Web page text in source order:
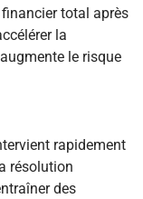
total après
la
le risque
rapidement
résolution
des